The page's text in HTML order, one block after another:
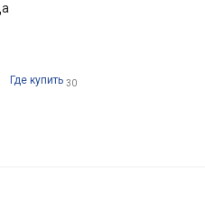
Где купить 30